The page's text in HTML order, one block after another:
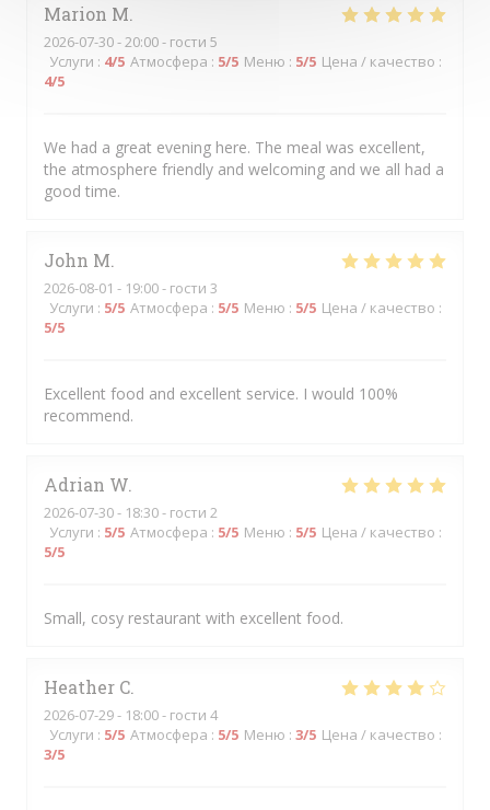
Marion M
2026-07-30- 20:00 - гости 5
Услуги : 4/5 Атмосфера : 5/5 Меню : 5/5 Цена / качество :
4/5
We had a great evening here. The meal was excellent,
the atmosphere friendly and welcoming and we all had a
good time.
John M
2026-08-01 - 19:00 - гости 3
Услуги : 5/5 Атмосфера : 5/5 Меню : 5/5 Цена / качество :
5/5
Excellent food and excellent service. I would 100%
recommend.
Adrian W
2026-07-30- 18:30 - гости 2
Услуги : 5/5 Атмосфера : 5/5 Меню : 5/5 Цена / качество :
5/5
Small, cosy restaurant with excellent food.
Heather C
2026-07-29- 18:00 - гости 4
Услуги : 5/5 Атмосфера : 5/5 Меню : 3/5 Цена / качество :
3/5